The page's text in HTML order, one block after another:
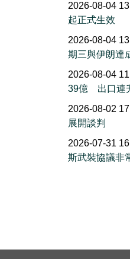
2026-08-04
起正式生效
2026-08-04
期三與伊朗達
2026-08-04
39億 出口連
2026-08-02
展開談判
2026-07-31
斯武裝協議非